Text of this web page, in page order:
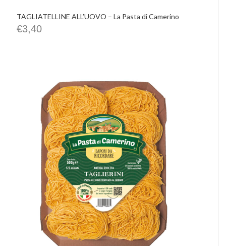
TAGLIATELLINE ALL’UOVO – La Pasta di Camerino
€3,40